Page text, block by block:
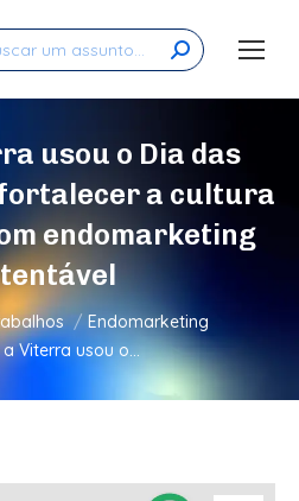
usou o Dia das
a cultura
endomarketing
Endomarketing
a Viterra usou o…